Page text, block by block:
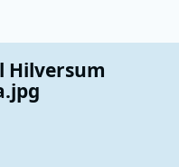
Hilversum